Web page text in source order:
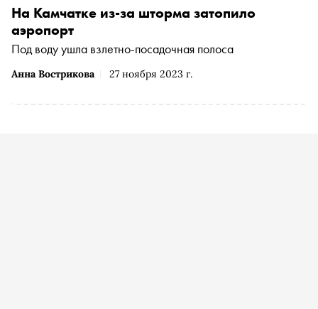
Анна Вострикова 27 ноября 2023 г.
На Камчатке из-за шторма затопило
аэропорт
Под воду ушла взлетно-посадочная полоса